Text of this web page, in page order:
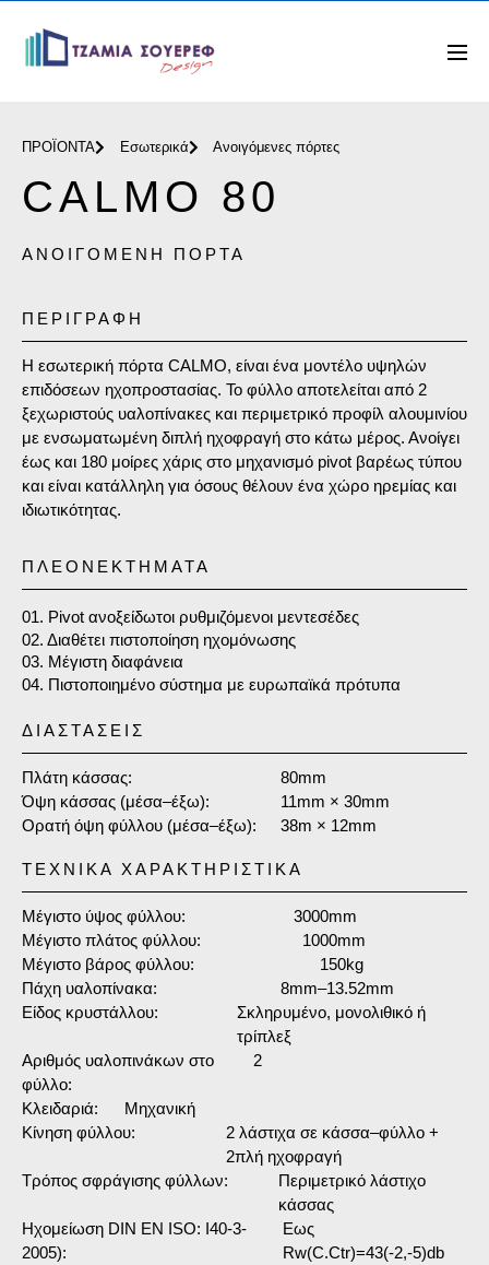
ΠΡΟΪΟΝΤΑ Εσωτερικά Ανοιγόμενες πόρτες
CALMO 80
AΝΟΙΓΌΜΕΝΗ ΠΌΡΤΑ
ΠΕΡΙΓΡΑΦΗ
Η εσωτερική πόρτα CALMO, είναι ένα μοντέλο υψηλών
επιδόσεων ηχοπροστασίας. Το φύλλο αποτελείται από 2
ξεχωριστούς υαλοπίνακες και περιμετρικό προφίλ αλουμινίου
με ενσωματωμένη διπλή ηχοφραγή στο κάτω μέρος. Ανοίγει
έως και 180 μοίρες χάρις στο μηχανισμό pivot βαρέως τύπου
και είναι κατάλληλη για όσους θέλουν ένα χώρο ηρεμίας και
ιδιωτικότητας.
ΠΛΕΟΝΕΚΤΗΜΑΤΑ
01. Pivot ανοξείδωτοι ρυθμιζόμενοι μεντεσέδες
02. Διαθέτει πιστοποίηση ηχομόνωσης
03. Μέγιστη διαφάνεια
04. Πιστοποιημένο σύστημα με ευρωπαϊκά πρότυπα
ΔΙΑΣΤΑΣΕΙΣ
Πλάτη κάσσας:
80mm
Όψη κάσσας (μέσα–έξω):
11mm × 30mm
Ορατή όψη φύλλου (μέσα–έξω):
38m × 12mm
ΤΕΧΝΙΚΑ ΧΑΡΑΚΤΗΡΙΣΤΙΚΆ
Μέγιστο ύψος φύλλου:
3000mm
Μέγιστο πλάτος φύλλου:
1000mm
Μέγιστο βάρος φύλλου:
150kg
Πάχη υαλοπίνακα:
8mm–13.52mm
Είδος κρυστάλλου:
Σκληρυμένο, μονολιθικό ή
τρίπλεξ
Αριθμός υαλοπινάκων στο
φύλλο:
2
Κλειδαριά:
Μηχανική
Κίνηση φύλλου:
2 λάστιχα σε κάσσα–φύλλο +
2πλή ηχοφραγή
Τρόπος σφράγισης φύλλων:
Περιμετρικό λάστιχο
κάσσας
Ηχομείωση DIN EN ISO: I40-3-
2005):
Εως
Rw(C.Ctr)=43(-2,-5)db